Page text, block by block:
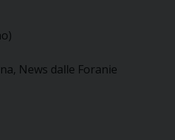
News dalle Foranie